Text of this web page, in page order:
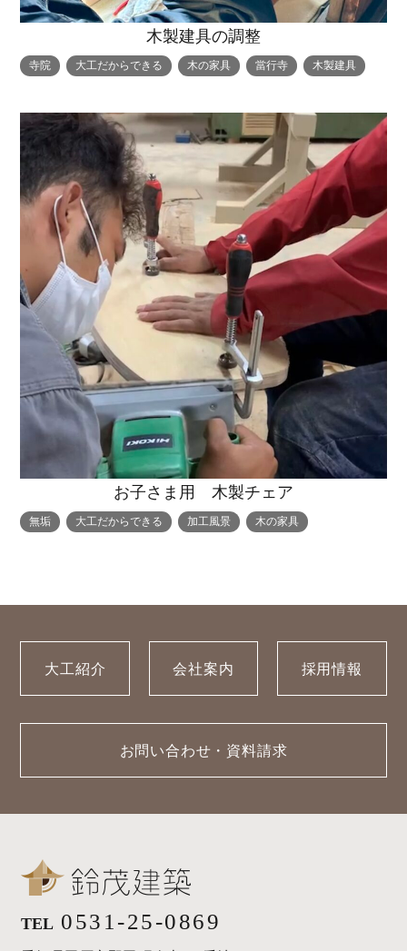
木製建具の調整
寺院 大工だからできる 木の家具 當行寺 木製建具
お子さま用 木製チェア
無垢 大工だからできる 加工風景 木の家具
大工紹介 会社案内 採用情報
お問い合わせ・資料請求
TEL 0531-25-0869